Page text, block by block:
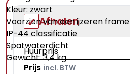
Kleur: zwart
Voorzien van een ijzeren frame
IP-44 classificatie
Spatwaterdicht
Gewicht: 3,4 kg
Afhalen
Huurprijs
Prijs incl. BTW